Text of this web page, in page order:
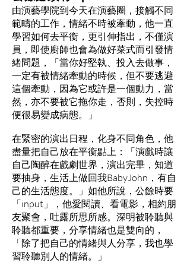
由演藝學院到今天在演藝圈，接觸不同
範疇的工作，情緒不時被牽動，他一直
學習如何去平衡，更引伸指出，不僅演
員，即使廚師也會為做好菜式而引發情
緒問題，「當你好堅執、投入去做事，
一定有被情緒牽動的時候，但不要逃避
這個牽動，因為它或許是一個動力，當
然，亦不要被它拖你走，否則，失控時
便很易變成病態。」
在緊密的演出日程，化身不同角色，他
盡量把自己放在平衡點上：「演戲時讓
自己陶醉在戲劇世界，演出完畢，知道
要抽身，生活上做回我BabyJohn，有自
己的生活態度。」如他所說，公餘時要
「input」，他愛閱讀、看電影，相約朋
友聚會，吐露所思所感。深明被聆聽與
聆聽都重要，分享情緒也是雙向的，
「除了把自己的情緒與人分享，我也學
習聆聽別人的情緒。」